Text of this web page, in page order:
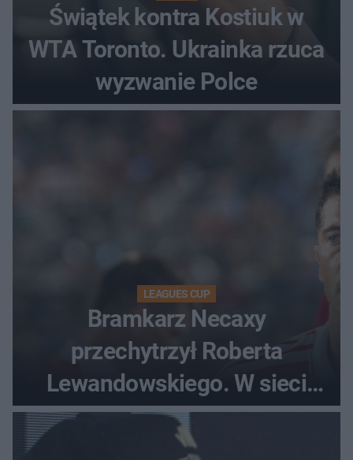
Świątek kontra Kostiuk w
WTA Toronto. Ukrainka rzuca
wyzwanie Polce
LEAGUES CUP
Bramkarz Necaxy
przechytrzył Roberta
Lewandowskiego. W sieci
krąży wideo z tego pojedynku